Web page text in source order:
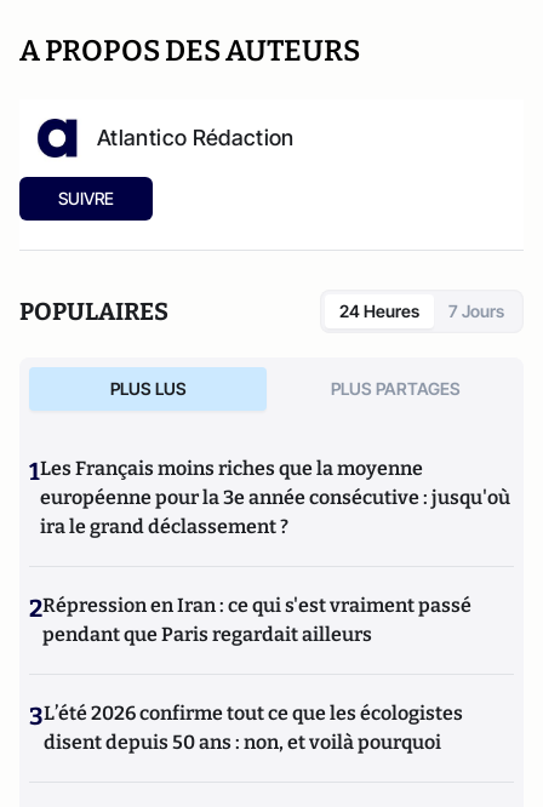
A PROPOS DES AUTEURS
Atlantico Rédaction
SUIVRE
POPULAIRES 24 Heures 7 Jours
PLUS LUS PLUS PARTAGES
1Les Français moins riches que la moyenne
européenne pour la 3e année consécutive : jusqu'où
ira le grand déclassement ?
2Répression en Iran : ce qui s'est vraiment passé
pendant que Paris regardait ailleurs
3L’été 2026 confirme tout ce que les écologistes
disent depuis 50 ans : non, et voilà pourquoi